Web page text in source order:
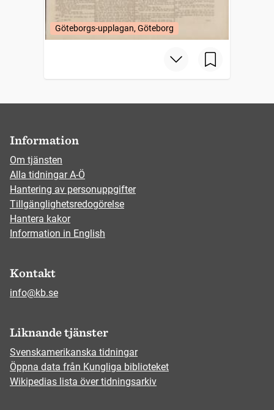
Göteborgs-upplagan, Göteborg
Information
Om tjänsten
Alla tidningar A-Ö
Hantering av personuppgifter
Tillgänglighetsredogörelse
Hantera kakor
Information in English
Kontakt
info@kb.se
Liknande tjänster
Svenskamerikanska tidningar
Öppna data från Kungliga biblioteket
Wikipedias lista över tidningsarkiv